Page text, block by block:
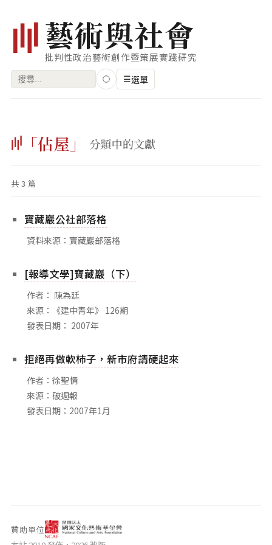
藝術與社會
批判性政治藝術創作暨策展實踐研究
搜
字:
☰選單
藝術家
創作類型
專題
索引
關鍵字
相關網站
關於
關於本站
出版品
「佔屋」 分類中的文獻
共 3 篇
寶藏巖公社部落格
資料來源：寶藏巖部落格
[報導文學]寶藏巖（下）
作者： 陳為廷
來源：《建中青年》 126期
發表日期： 2007年
拒絕再做軟柿子，新市府請硬起來
作者：徐聖情
來源：破週報
發表日期：2007年1月
贊助單位